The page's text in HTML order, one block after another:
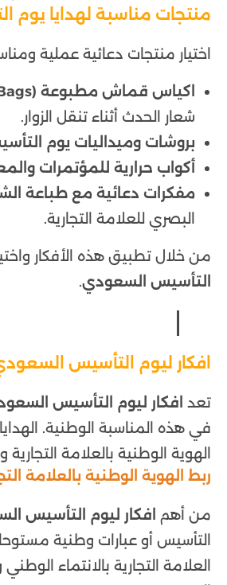
منتجات مناسبة لهدايا يوم
اختيار منتجات دعائية عملية
اكياس قماش مطبوعة (Tote Bags)
شعار الحدث أثناء تنقل الزوار.
بروشات وميداليات يوم
أكواب حرارية للمؤتمرات
مفكرات دعائية مع طباعة
البصري للعلامة التجارية.
من خلال تطبيق هذه الأفكار
التأسيس السعودي.
افكار ليوم التأسيس السعودي
تعد افكار ليوم التأسيس
في هذه المناسبة الوطنية.
الهوية الوطنية بالعلامة
ربط الهوية الوطنية بالعلامة
من أهم افكار ليوم التأسيس
التأسيس أو عبارات وطنية
العلامة التجارية بالانتماء